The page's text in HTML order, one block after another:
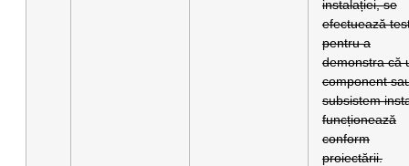
instalației, se
efectuează
pentru a
demonstra că
component
subsistem
funcționează
conform
proiectării.